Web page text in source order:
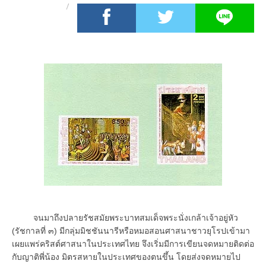
จนมาถึงปลายรัชสมัยพระบาทสมเด็จพระนั่งเกล้าเจ้าอยู่หัว
(รัชกาลที่ ๓) มีกลุ่มมิชชันนารีหรือหมอสอนศาสนาชาวยุโรปเข้ามา
เผยแพร่คริสต์ศาสนาในประเทศไทย จึงเริ่มมีการเขียนจดหมายติดต่อ
กับญาติพี่น้อง มิตรสหายในประเทศของตนขึ้น โดยส่งจดหมายไป